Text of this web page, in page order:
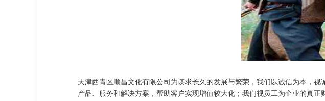
天津西青区顺昌文化有限公司为谋求长久的发展与繁荣，我们以诚信为本，
产品、服务和解决方案，帮助客户实现增值较大化；我们视员工为企业的真